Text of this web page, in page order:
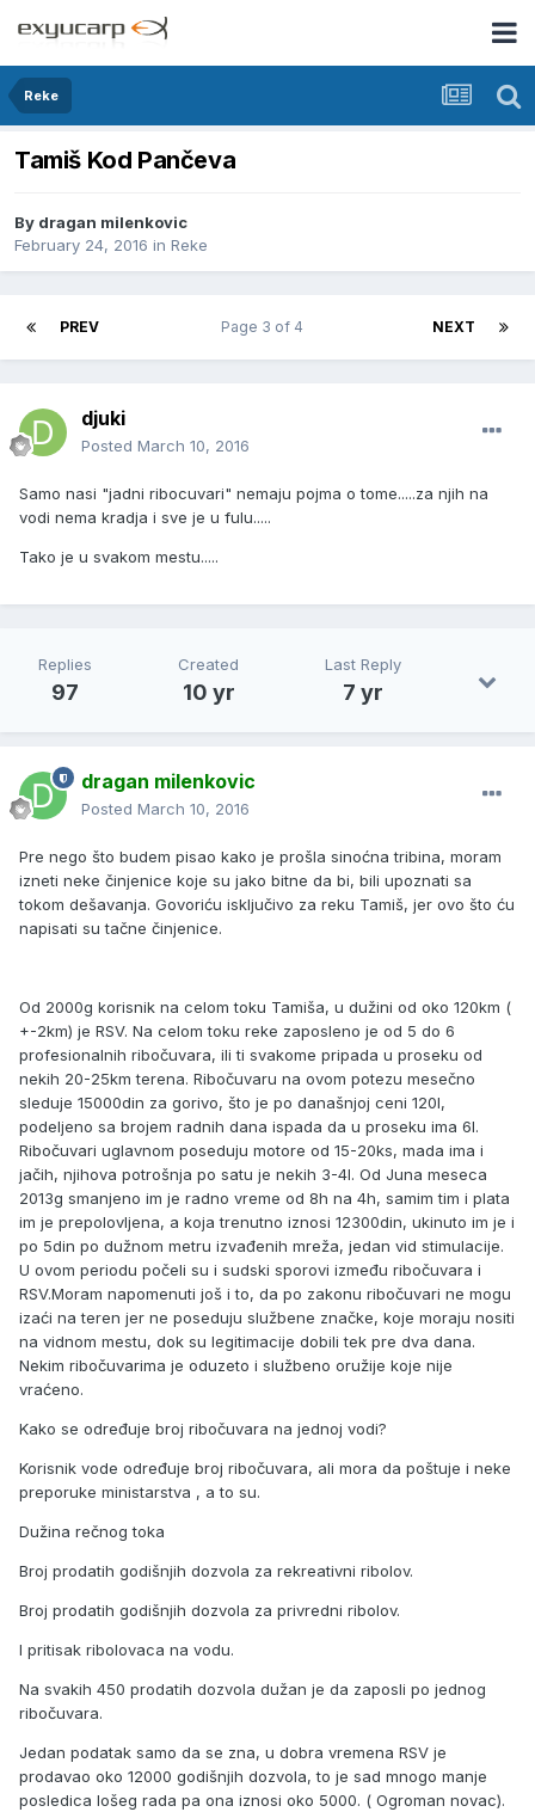
Reke
Tamiš Kod Pančeva
By dragan milenkovic
February 24, 2016 in Reke
PREV NEXT
Page 3 of 4
djuki
Posted March 10, 2016
Samo nasi "jadni ribocuvari" nemaju pojma o tome.....za njih na
vodi nema kradja i sve je u fulu.....
Tako je u svakom mestu.....
Replies
97
Created
10 yr
Last Reply
7 yr
dragan milenkovic
Posted March 10, 2016
Pre nego što budem pisao kako je prošla sinoćna tribina, moram
izneti neke činjenice koje su jako bitne da bi, bili upoznati sa
tokom dešavanja. Govoriću isključivo za reku Tamiš, jer ovo što ću
napisati su tačne činjenice.
Od 2000g korisnik na celom toku Tamiša, u dužini od oko 120km (
+-2km) je RSV. Na celom toku reke zaposleno je od 5 do 6
profesionalnih ribočuvara, ili ti svakome pripada u proseku od
nekih 20-25km terena. Ribočuvaru na ovom potezu mesečno
sleduje 15000din za gorivo, što je po današnjoj ceni 120l,
podeljeno sa brojem radnih dana ispada da u proseku ima 6l.
Ribočuvari uglavnom poseduju motore od 15-20ks, mada ima i
jačih, njihova potrošnja po satu je nekih 3-4l. Od Juna meseca
2013g smanjeno im je radno vreme od 8h na 4h, samim tim i plata
im je prepolovljena, a koja trenutno iznosi 12300din, ukinuto im je i
po 5din po dužnom metru izvađenih mreža, jedan vid stimulacije.
U ovom periodu počeli su i sudski sporovi između ribočuvara i
RSV.Moram napomenuti još i to, da po zakonu ribočuvari ne mogu
izaći na teren jer ne poseduju službene značke, koje moraju nositi
na vidnom mestu, dok su legitimacije dobili tek pre dva dana.
Nekim ribočuvarima je oduzeto i službeno oružije koje nije
vraćeno.
Kako se određuje broj ribočuvara na jednoj vodi?
Korisnik vode određuje broj ribočuvara, ali mora da poštuje i neke
preporuke ministarstva , a to su.
Dužina rečnog toka
Broj prodatih godišnjih dozvola za rekreativni ribolov.
Broj prodatih godišnjih dozvola za privredni ribolov.
I pritisak ribolovaca na vodu.
Na svakih 450 prodatih dozvola dužan je da zaposli po jednog
ribočuvara.
Jedan podatak samo da se zna, u dobra vremena RSV je
prodavao oko 12000 godišnjih dozvola, to je sad mnogo manje
posledica lošeg rada pa ona iznosi oko 5000. ( Ogroman novac).